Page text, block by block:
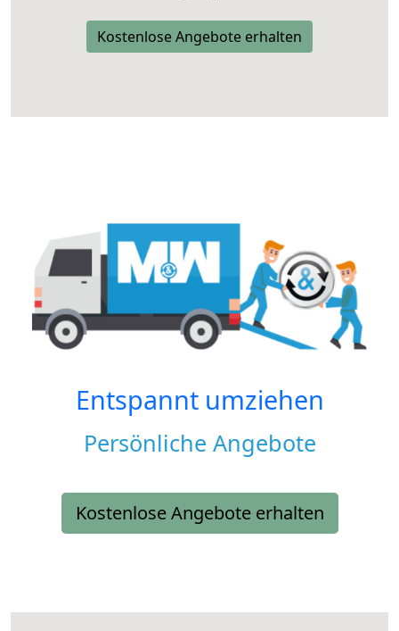
Kostenlose Angebote erhalten
Entspannt umziehen
Persönliche Angebote
Kostenlose Angebote erhalten